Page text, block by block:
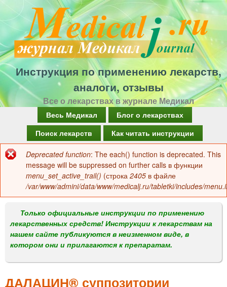
Перейти
к
основному
содержанию
Инструкция по применению лекарств,
аналоги, отзывы
Все о лекарствах в журнале Медикал
а
в
о
м
е
н
Весь Медикал
Блог о лекарствах
Поиск лекарств
Как читать инструкции
Сообщение
об
ошибке
Deprecated function: The each() function is deprecated. This
message will be suppressed on further calls в функции
menu_set_active_trail() (строка 2405 в файле
/var/www/admini/data/www/medicalj.ru/tabletki/includes/
Только официальные инструкции по применению
лекарственных средств! Инструкции к лекарствам на
нашем сайте публикуются в неизменном виде, в
котором они и прилагаются к препаратам.
ДАЛАЦИН® суппозитории